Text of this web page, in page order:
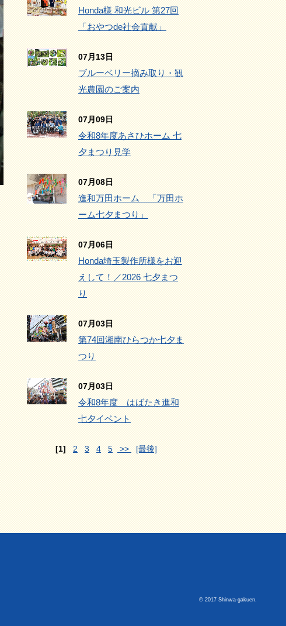
Honda様 和光ビル 第27回
「おやつde社会貢献」
07月13日
ブルーベリー摘み取り・観
光農園のご案内
07月09日
令和8年度あさひホーム 七
夕まつり見学
07月08日
進和万田ホーム 「万田ホ
ーム七夕まつり」
07月06日
Honda埼玉製作所様をお迎
えして！／2026 七夕まつ
り
07月03日
第74回湘南ひらつか七夕ま
つり
07月03日
令和8年度 はばたき進和
七夕イベント
[1] 2 3 4 5 >> [最後]
© 2017 Shinwa-gakuen.